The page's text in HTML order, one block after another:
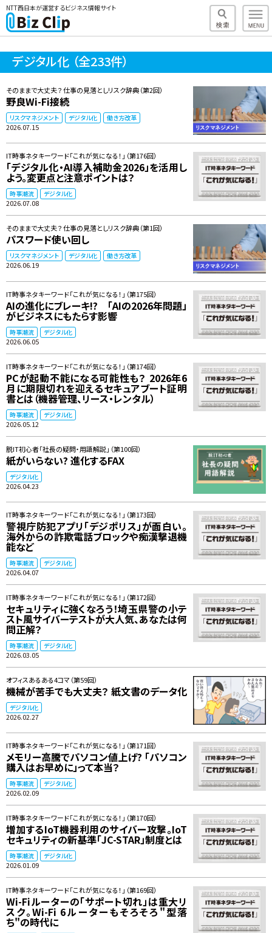
NTT西日本が運営するビジネス情報サイト
デジタル化 （全233件）
そのままで大丈夫？ 仕事の見落としリスク辞典（第2回）
野良Wi-Fi接続
リスクマネジメント デジタル化 働き方改革
2026.07.15
IT時事ネタキーワード「これが気になる！」（第176回）
「デジタル化・AI導入補助金2026」を活用し
よう。変更点と注意ポイントは？
時事潮流 デジタル化
2026.07.08
そのままで大丈夫？ 仕事の見落としリスク辞典（第1回）
パスワード使い回し
リスクマネジメント デジタル化 働き方改革
2026.06.19
IT時事ネタキーワード「これが気になる！」（第175回）
AIの進化にブレーキ!? 「AIの2026年問題」
がビジネスにもたらす影響
時事潮流 デジタル化
2026.06.05
IT時事ネタキーワード「これが気になる！」（第174回）
PCが起動不能になる可能性も？ 2026年6
月に期限切れを迎えるセキュアブート証明
書とは（機器管理、リース・レンタル）
時事潮流 デジタル化
2026.05.12
脱IT初心者「社長の疑問・用語解説」（第100回）
紙がいらない? 進化するFAX
デジタル化
2026.04.23
IT時事ネタキーワード「これが気になる！」（第173回）
警視庁防犯アプリ「デジポリス」が面白い。
海外からの詐欺電話ブロックや痴漢撃退機
能など
時事潮流 デジタル化
2026.04.07
IT時事ネタキーワード「これが気になる！」（第172回）
セキュリティに強くなろう！埼玉県警の小テ
スト風サイバーテストが大人気、あなたは何
問正解？
時事潮流 デジタル化
2026.03.05
オフィスあるある4コマ（第59回）
機械が苦手でも大丈夫？ 紙文書のデータ化
デジタル化
2026.02.27
IT時事ネタキーワード「これが気になる！」（第171回）
メモリー高騰でパソコン値上げ? 「パソコン
購入はお早めに」って本当？
時事潮流 デジタル化
2026.02.09
IT時事ネタキーワード「これが気になる！」（第170回）
増加するIoT機器利用のサイバー攻撃。IoT
セキュリティの新基準「JC-STAR」制度とは
時事潮流 デジタル化
2026.01.09
IT時事ネタキーワード「これが気になる！」（第169回）
Wi-Fiルーターの「サポート切れ」は重大リ
スク。Wi-Fi 6ルーターもそろそろ"型落
ち"の時代に